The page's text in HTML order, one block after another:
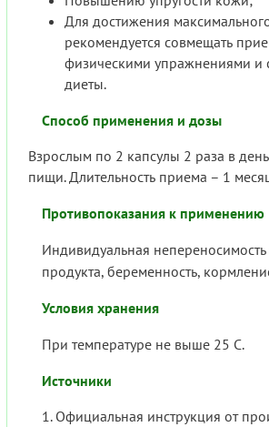
Для достижения
рекомендуется совмещать
физическими упражнениями и
диеты.
Способ применения и дозы
Взрослым по 2 капсулы 2 раза в
пищи. Длительность приема – 1
Противопоказания к применению
Индивидуальная
продукта, беременность,
Условия хранения
При температуре не выше 25 С.
Источники
Официальная инструкция от